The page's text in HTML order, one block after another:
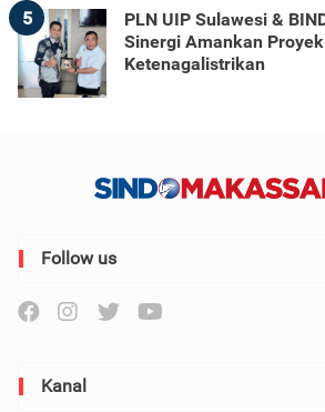
5
PLN UIP Sulawesi &
Sinergi Amankan
Ketenagalistrikan
Follow us
Kanal